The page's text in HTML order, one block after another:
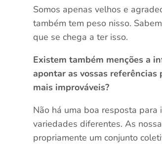
Somos apenas velhos e
também tem peso nisso.
que se chega a ter isso.
Existem também menções a
apontar as vossas
mais improváveis?
Não há uma boa resposta para
variedades diferentes. As
propriamente um conjunto